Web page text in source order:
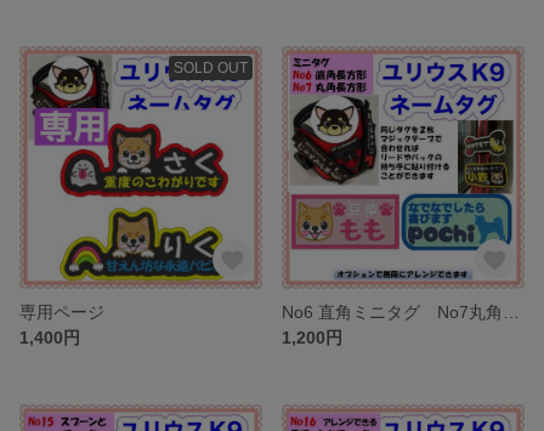
SOLD OUT
専用ページ
1,400円
1,200円